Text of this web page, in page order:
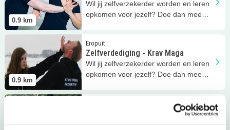
0.9 km
Wil jij zelfverzekerder worden en leren
opkomen voor jezelf? Doe dan mee
0.9 km
Eropuit
Zelfverdediging - Krav Maga
Wil jij zelfverzekerder worden en leren
opkomen voor jezelf? Doe dan mee
Zelfverdediging - Krav Maga
Bij manege Slichtenhorst leer je niet
Lees meer